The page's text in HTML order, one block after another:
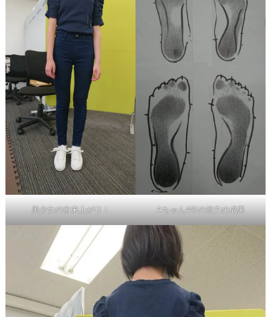
美少女の出来上がり！ Aちゃん4年の努力の成果